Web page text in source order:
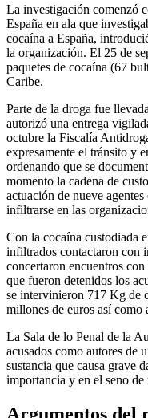
La investigación comenzó
España en ala que
cocaína a España,
la organización. El 25 de
paquetes de cocaína (67
Caribe.
Parte de la droga fue
autorizó una entrega
octubre la Fiscalía
expresamente el tránsito y
ordenando que se
momento la cadena de
actuación de nueve
infiltrarse en las
Con la cocaína custodiada
infiltrados contactaron con
concertaron encuentros
que fueron detenidos los
se intervinieron 717 Kg de
millones de euros así como
La Sala de lo Penal de la
acusados como autores de
sustancia que causa grave
importancia y en el seno